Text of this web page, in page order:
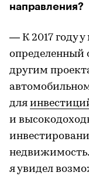
направления?
— К 2017 году
определенный
другим
для
и
недвижимость.
я увидел